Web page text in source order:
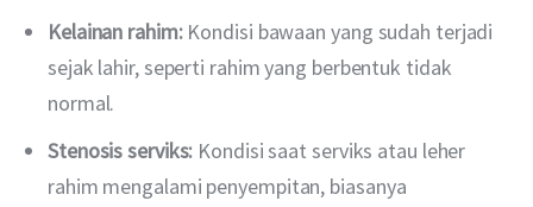
Kelainan rahim: Kondisi bawaan yang sudah terjadi
sejak lahir, seperti rahim yang berbentuk tidak
normal.
Stenosis serviks: Kondisi saat serviks atau leher
rahim mengalami penyempitan, biasanya